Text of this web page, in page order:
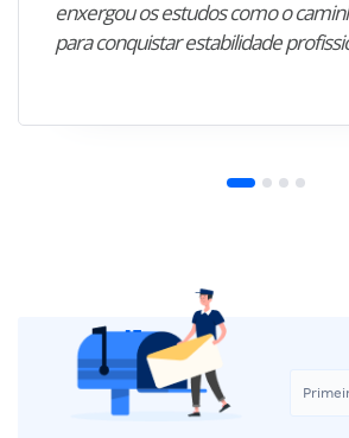
enxergou os estudos como o
para conquistar estabilidade